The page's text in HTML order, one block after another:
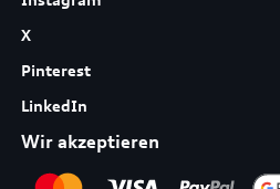
X
Pinterest
LinkedIn
Wir akzeptieren